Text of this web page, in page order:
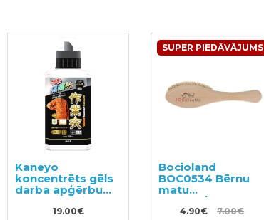
Kaneyo
koncentrēts gēls
darba apģērbu
mazgāšanai
19.00€
SUPER PIEDĀVĀJUMS
Bocioland
BOC0534 Bērnu
matu
ķemme/suka ar
dabīgiem sariem
4.90€ 7.00€